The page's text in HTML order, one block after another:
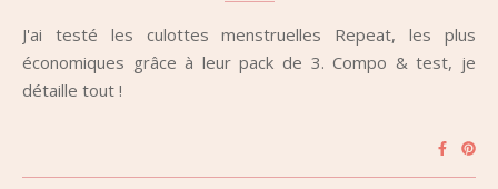
J'ai testé les culottes menstruelles Repeat, les plus
économiques grâce à leur pack de 3. Compo & test, je
détaille tout !